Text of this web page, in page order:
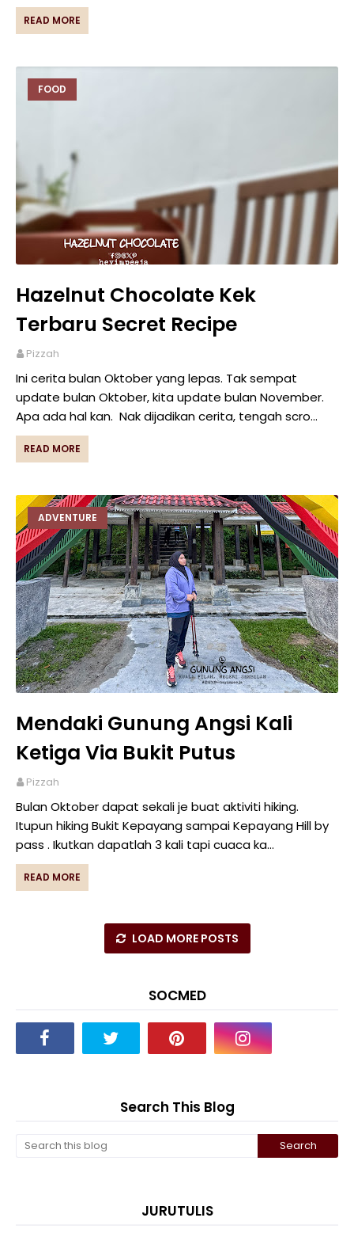
READ MORE
FOOD
Hazelnut Chocolate Kek
Terbaru Secret Recipe
Pizzah
Ini cerita bulan Oktober yang lepas. Tak sempat
update bulan Oktober, kita update bulan November.
Apa ada hal kan. Nak dijadikan cerita, tengah scro…
READ MORE
ADVENTURE
Mendaki Gunung Angsi Kali
Ketiga Via Bukit Putus
Pizzah
Bulan Oktober dapat sekali je buat aktiviti hiking.
Itupun hiking Bukit Kepayang sampai Kepayang Hill by
pass . Ikutkan dapatlah 3 kali tapi cuaca ka…
READ MORE
LOAD MORE POSTS
SOCMED
Search This Blog
JURUTULIS